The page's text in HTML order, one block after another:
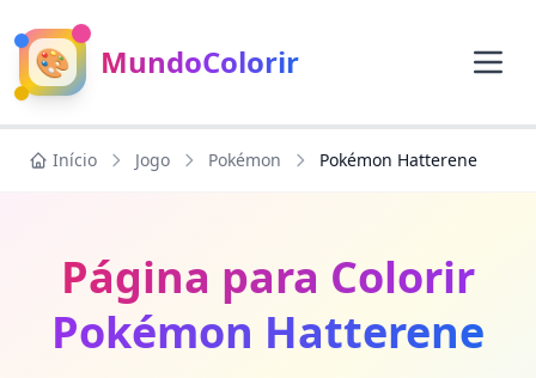
🎨 MundoColorir
Início Jogo Pokémon Pokémon Hatterene
Página para Colorir
Pokémon Hatterene